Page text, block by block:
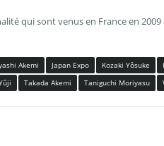
qui sont venus en France en 2009
Akemi Japan Expo Kozaki Yôsuke
Takada Akemi Taniguchi Moriyasu